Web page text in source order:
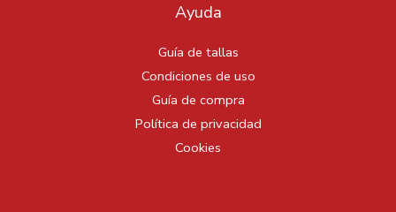
Ayuda
Guía de tallas
Condiciones de uso
Guía de compra
Política de privacidad
Cookies